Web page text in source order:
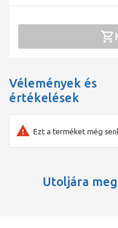
Vélemények és
értékelések
Ezt a terméket még
Utoljára